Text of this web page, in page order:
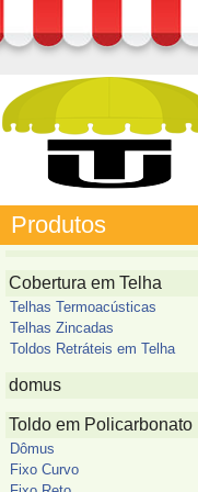
Produtos
Cobertura em Telha
Telhas Termoacústicas
Telhas Zincadas
Toldos Retráteis em Telha
domus
Toldo em Policarbonato
Dômus
Fixo Curvo